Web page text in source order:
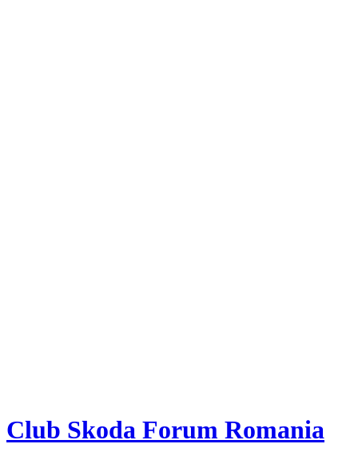
Club Skoda Forum Romania